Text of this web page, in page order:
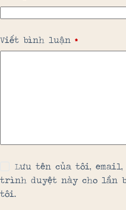
Viết bình luận *
Lưu tên của tôi,
trình duyệt này cho lần
tôi.